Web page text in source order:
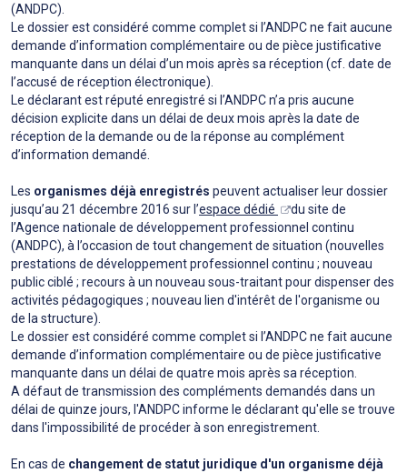
(ANDPC).
Le dossier est considéré comme complet si l’ANDPC ne fait aucune
demande d’information complémentaire ou de pièce justificative
manquante dans un délai d’un mois après sa réception (cf. date de
l’accusé de réception électronique).
Le déclarant est réputé enregistré si l’ANDPC n’a pris aucune
décision explicite dans un délai de deux mois après la date de
réception de la demande ou de la réponse au complément
d’information demandé.
Les organismes déjà enregistrés peuvent actualiser leur dossier
jusqu’au 21 décembre 2016 sur l’espace dédié
du site de
l’Agence nationale de développement professionnel continu
(ANDPC), à l’occasion de tout changement de situation (nouvelles
prestations de développement professionnel continu ; nouveau
public ciblé ; recours à un nouveau sous-traitant pour dispenser des
activités pédagogiques ; nouveau lien d'intérêt de l'organisme ou
de la structure).
Le dossier est considéré comme complet si l’ANDPC ne fait aucune
demande d’information complémentaire ou de pièce justificative
manquante dans un délai de quatre mois après sa réception.
A défaut de transmission des compléments demandés dans un
délai de quinze jours, l'ANDPC informe le déclarant qu'elle se trouve
dans l'impossibilité de procéder à son enregistrement.
En cas de changement de statut juridique d'un organisme déjà